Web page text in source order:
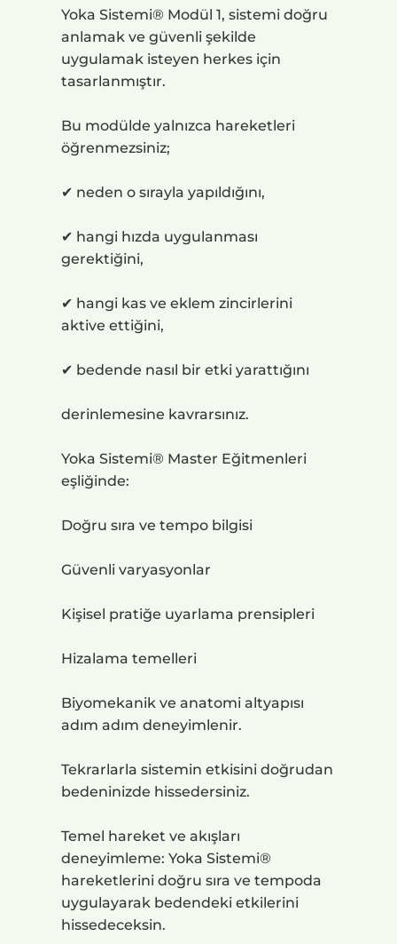
Yoka Sistemi® Modül 1, sistemi doğru
anlamak ve güvenli şekilde
uygulamak isteyen herkes için
tasarlanmıştır.
Bu modülde yalnızca hareketleri
öğrenmezsiniz;
✔ neden o sırayla yapıldığını,
✔ hangi hızda uygulanması
gerektiğini,
✔ hangi kas ve eklem zincirlerini
aktive ettiğini,
✔ bedende nasıl bir etki yarattığını
derinlemesine kavrarsınız.
Yoka Sistemi® Master Eğitmenleri
eşliğinde:
Doğru sıra ve tempo bilgisi
Güvenli varyasyonlar
Kişisel pratiğe uyarlama prensipleri
Hizalama temelleri
Biyomekanik ve anatomi altyapısı
adım adım deneyimlenir.
Tekrarlarla sistemin etkisini doğrudan
bedeninizde hissedersiniz.
Temel hareket ve akışları
deneyimleme: Yoka Sistemi®
hareketlerini doğru sıra ve tempoda
uygulayarak bedendeki etkilerini
hissedeceksin.